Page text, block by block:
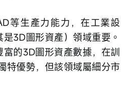
等生產力能力，在工業設
3D圖形資產）領域重要。
的3D圖形資產數據，在訓
特優勢，但該領域屬細分市